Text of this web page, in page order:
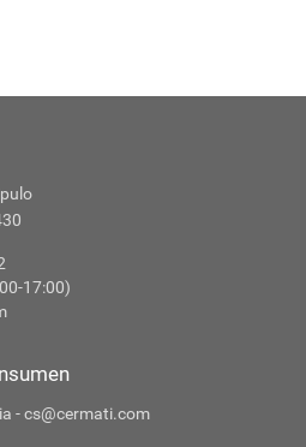
17:00)
- cs@cermati.com